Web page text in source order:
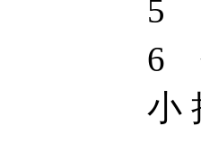
5 日中
6 孫文
小